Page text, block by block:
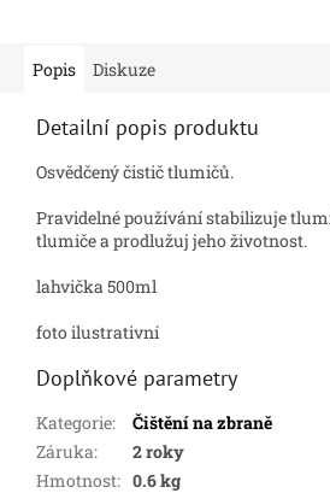
Popis Diskuze
Detailní popis produktu
Osvědčený čistič tlumičů.
Pravidelné používání stabilizuje
tlumiče a prodlužuj jeho životnost.
lahvička 500ml
foto ilustrativní
Doplňkové parametry
Kategorie:
Čištění na zbraně
Záruka:
2 roky
Hmotnost: 0.6 kg